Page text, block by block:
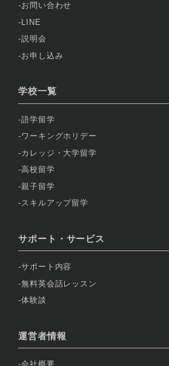
お問い合わせ
LINE
説明会
お申し込み
学校一覧
語学留学
ワーキングホリデー
カレッジ・大学留学
高校留学
親子留学
スキルアップ留学
サポート・サービス
サポート内容
無料英会話レッスン
体験談
運営者情報
会社概要